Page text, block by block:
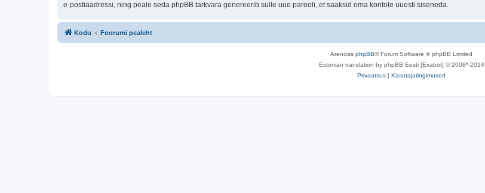
e-postiaadressi, ning peale seda phpBB tarkvara genereerib sulle uue parooli, et saaksid oma kontole uuesti siseneda.
Kodu Foorumi pealeht
Arendas phpBB® Forum Software © phpBB Limited
Estonian translation by phpBB Eesti [Exabot] © 2008*-2024
Privaatsus | Kasutajatingimused